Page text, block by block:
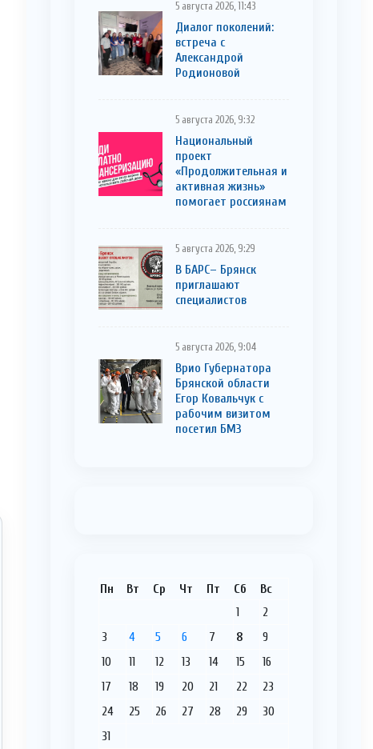
5 августа 2026, 11:43
Диалог поколений:
встреча с
Александрой
Родионовой
5 августа 2026, 9:32
Национальный
проект
«Продолжительная и
активная жизнь»
помогает россиянам
5 августа 2026, 9:29
В БАРС– Брянcк
приглaшают
cпециaлистoв
5 августа 2026, 9:04
Врио Губернатора
Брянской области
Егор Ковальчук с
рабочим визитом
посетил БМЗ
Пн Вт Ср Чт Пт Сб Вс
1
2
3
4 5 6 7 8
9
10
11 12 13 14 15
16
17
18 19 20 21 22
23
24
25 26 27 28 29
30
31